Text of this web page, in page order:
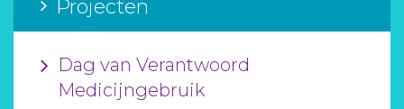
Projecten
Dag van Verantwoord
Medicijngebruik